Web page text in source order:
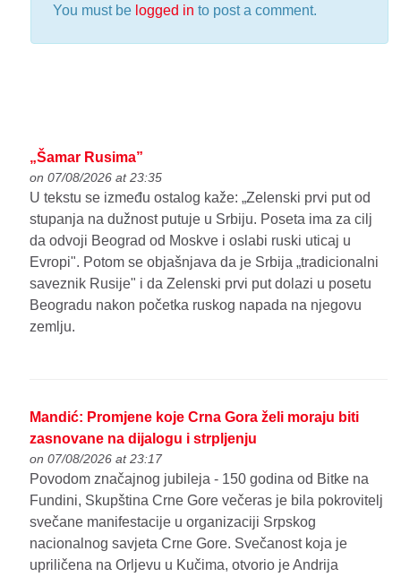
You must be logged in to post a comment.
„Šamar Rusima”
on 07/08/2026 at 23:35
U tekstu se između ostalog kaže: „Zelenski prvi put od
stupanja na dužnost putuje u Srbiju. Poseta ima za cilj
da odvoji Beograd od Moskve i oslabi ruski uticaj u
Evropi". Potom se objašnjava da je Srbija „tradicionalni
saveznik Rusije" i da Zelenski prvi put dolazi u posetu
Beogradu nakon početka ruskog napada na njegovu
zemlju.
Mandić: Promjene koje Crna Gora želi moraju biti
zasnovane na dijalogu i strpljenju
on 07/08/2026 at 23:17
Povodom značajnog jubileja - 150 godina od Bitke na
Fundini, Skupština Crne Gore večeras je bila pokrovitelj
svečane manifestacije u organizaciji Srpskog
nacionalnog savjeta Crne Gore. Svečanost koja je
upriličena na Orljevu u Kučima, otvorio je Andrija